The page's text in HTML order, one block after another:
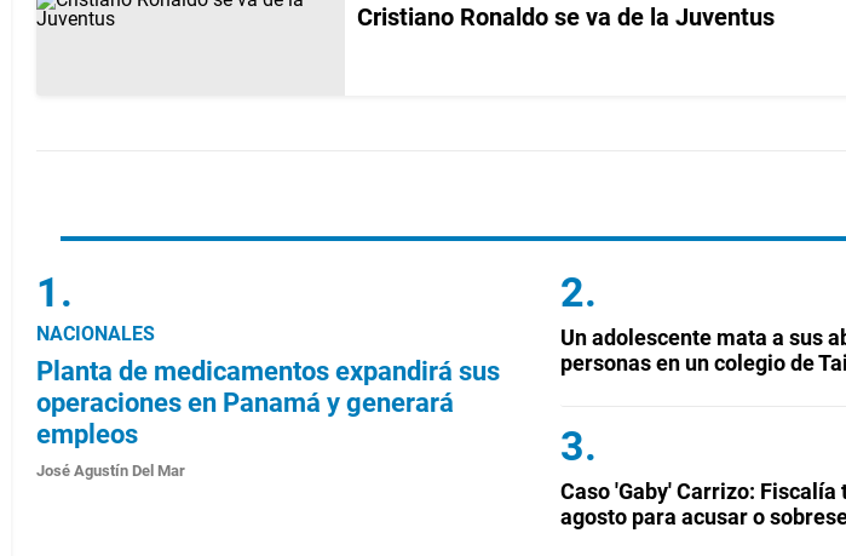
Cristiano Ronaldo se va de la Juventus
NACIONALES
Planta de medicamentos expandirá sus
operaciones en Panamá y generará
empleos
José Agustín Del Mar
Un adolescente mata a sus
personas en un colegio de
Caso 'Gaby' Carrizo: Fiscalía
agosto para acusar o